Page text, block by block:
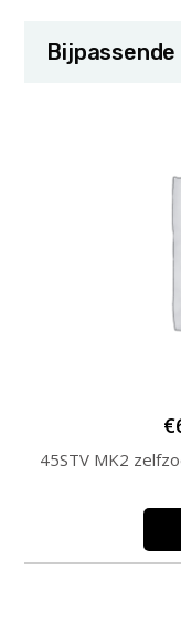
€
45STV MK2